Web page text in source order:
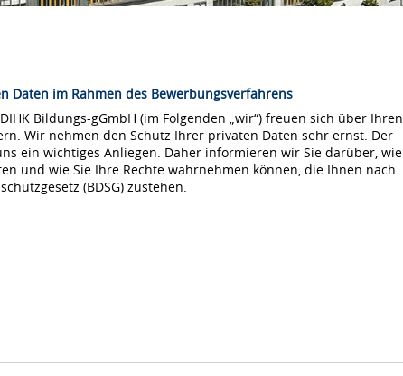
im Rahmen des Bewerbungsverfahrens
Bildungs-gGmbH (im Folgenden „wir“) freuen sich über Ihren
Wir nehmen den Schutz Ihrer privaten Daten sehr ernst. Der
ein wichtiges Anliegen. Daher informieren wir Sie darüber, wie
und wie Sie Ihre Rechte wahrnehmen können, die Ihnen nach
(BDSG) zustehen.